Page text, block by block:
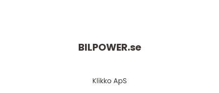
BILPOWER.se